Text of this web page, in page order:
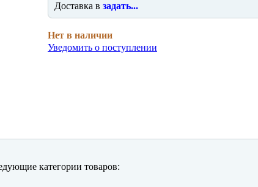
Доставка в задать...
Нет в наличии
Уведомить о поступлении
категории товаров: